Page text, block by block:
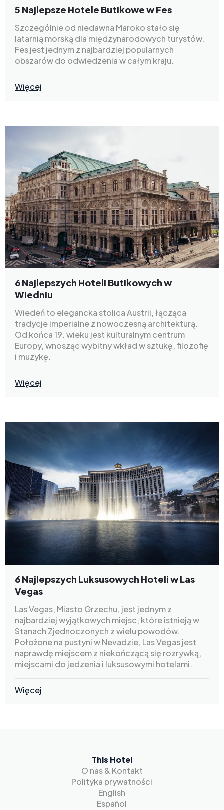
5 Najlepsze Hotele Butikowe w Fes
Szczególnie od niedawna Maroko stało się
latarnią morską dla międzynarodowych turystów.
Fes jest jednym z najbardziej popularnych
obszarów do odwiedzenia w całym kraju.
Więcej
6 Najlepszych Hoteli Butikowych w
Wiedniu
Wiedeń to elegancka stolica Austrii, łącząca
tradycje imperialne z nowoczesną architekturą.
Od końca 19. wieku jest kulturalnym centrum
Europy, wnosząc wybitny wkład w sztukę, filozofię
i muzykę.
Więcej
6 Najlepszych Luksusowych Hoteli w Las
Vegas
Las Vegas, Miasto Grzechu, jest jednym z
najbardziej wyjątkowych miejsc, które istnieją w
Stanach Zjednoczonych z wielu powodów.
Położone na pustyni w Nevadzie, Las Vegas jest
naprawdę miejscem z niekończącą się rozrywką,
miejscami do jedzenia i luksusowymi hotelami.
Więcej
This Hotel
O nas & Kontakt
Polityka prywatności
English
Español